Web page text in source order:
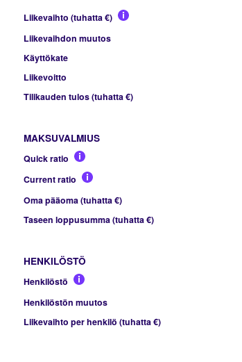
Liikevaihto (tuhatta €)
Liikevaihdon muutos
Käyttökate
Liikevoitto
Tilikauden tulos (tuhatta €)
MAKSUVALMIUS
Quick ratio
Current ratio
Oma pääoma (tuhatta €)
Taseen loppusumma (tuhatta €)
HENKILÖSTÖ
Henkilöstö
Henkilöstön muutos
Liikevaihto per henkilö (tuhatta €)